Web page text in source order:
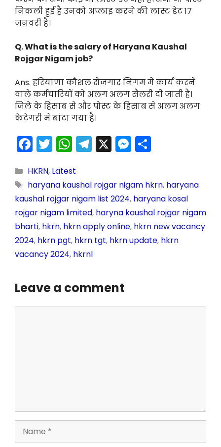
निकली हुई है उनको अप्लाइ करने की लास्ट डेट 17
जनवरी है।
Q. What is the salary of Haryana Kaushal
Rojgar Nigam job?
Ans. हरियाणा कौशल रोजगार निगम मे कार्य करने
वाले कर्मचारियों को अलग अलग सैलरी दी जाती है।
जिले के हिसाब से और पोस्ट के हिसाब से अलग अलग
केटेगरी मे बांटा गया है।
F
c
e
b
o
o
k
T
itt
er
W
a
ts
A
p
p
T
gr
a
m
X M
s
e
n
g
ar
e
HKRN, Latest
haryana kaushal rojgar nigam hkrn, haryana
kaushal rojgar nigam list 2024, haryana kosal
rojgar nigam limited, haryna kaushal rojgar nigam
bharti, hkrn, hkrn apply online, hkrn new vacancy
2024, hkrn pgt, hkrn tgt, hkrn update, hkrn
vacancy 2024, hkrnl
Leave a comment